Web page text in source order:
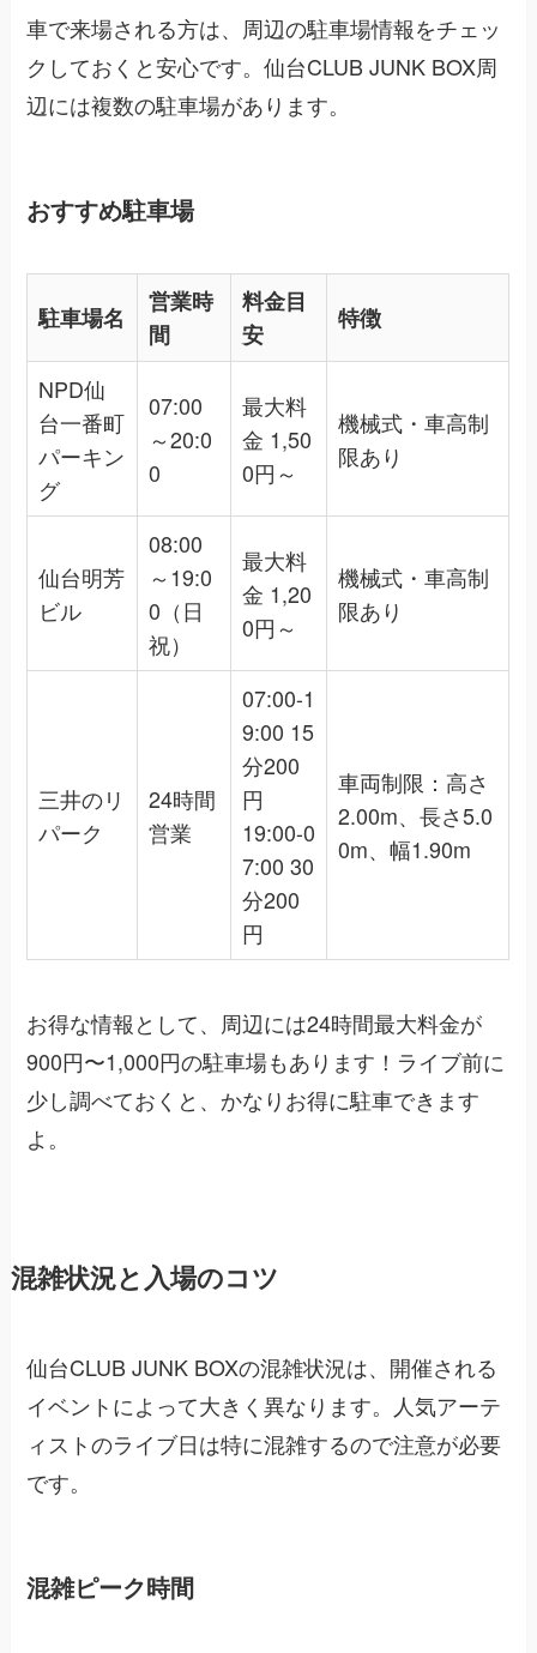
車で来場される方は、周辺の駐車場情報をチェッ
クしておくと安心です。仙台CLUB JUNK BOX周
辺には複数の駐車場があります。
おすすめ駐車場
駐車場名
営業時
間
料金目
安
特徴
NPD仙
台一番町
パーキン
グ
07:00
～20:0
0
最大料
金 1,50
0円～
機械式・車高制
限あり
仙台明芳
ビル
08:00
～19:0
0（日
祝）
最大料
金 1,20
0円～
機械式・車高制
限あり
三井のリ
パーク
24時間
営業
07:00-1
9:00 15
分200
円
19:00-0
7:00 30
分200
円
車両制限：高さ
2.00m、長さ5.0
0m、幅1.90m
お得な情報として、周辺には24時間最大料金が
900円〜1,000円の駐車場もあります！ライブ前に
少し調べておくと、かなりお得に駐車できます
よ。
混雑状況と入場のコツ
仙台CLUB JUNK BOXの混雑状況は、開催される
イベントによって大きく異なります。人気アーテ
ィストのライブ日は特に混雑するので注意が必要
です。
混雑ピーク時間